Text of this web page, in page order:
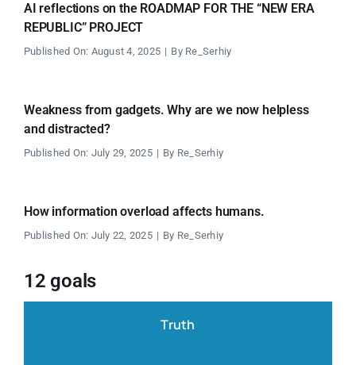
AI reflections on the ROADMAP FOR THE “NEW ERA
REPUBLIC” PROJECT
Published On: August 4, 2025 | By Re_Serhiy
Weakness from gadgets. Why are we now helpless
and distracted?
Published On: July 29, 2025 | By Re_Serhiy
How information overload affects humans.
Published On: July 22, 2025 | By Re_Serhiy
12 goals
Truth